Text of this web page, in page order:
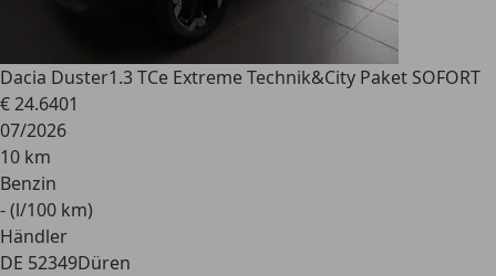
Dacia Duster1.3 TCe Extreme Technik&City Paket SOFORT
€ 24.6401
07/2026
10 km
Benzin
- (l/100 km)
Händler
DE 52349Düren